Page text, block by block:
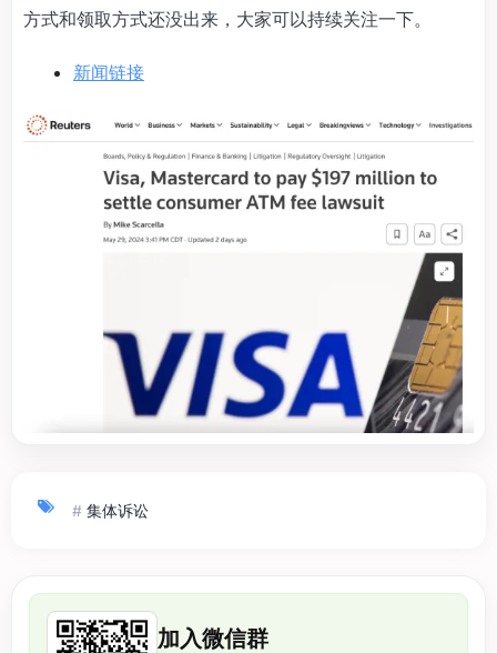
方式和领取方式还没出来，大家可以持续关注一下。
新闻链接
# 集体诉讼
加入微信群